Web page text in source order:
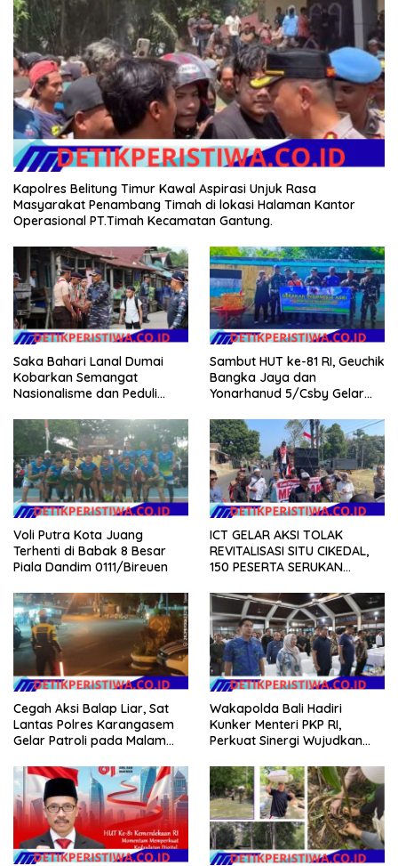
Kapolres Belitung Timur Kawal Aspirasi Unjuk Rasa
Masyarakat Penambang Timah di lokasi Halaman Kantor
Operasional PT.Timah Kecamatan Gantung.
Saka Bahari Lanal Dumai
Kobarkan Semangat
Nasionalisme dan Peduli
Sambut HUT ke-81 RI, Geuchik
Bangka Jaya dan
Yonarhanud 5/Csby Gelar
Gerakan Indonesia Asri
Voli Putra Kota Juang
Terhenti di Babak 8 Besar
Piala Dandim 0111/Bireuen
ICT GELAR AKSI TOLAK
REVITALISASI SITU CIKEDAL,
150 PESERTA SERUKAN
Cegah Aksi Balap Liar, Sat
Lantas Polres Karangasem
Gelar Patroli pada Malam
Wakapolda Bali Hadiri
Kunker Menteri PKP RI,
Perkuat Sinergi Wujudkan
Masyarakat